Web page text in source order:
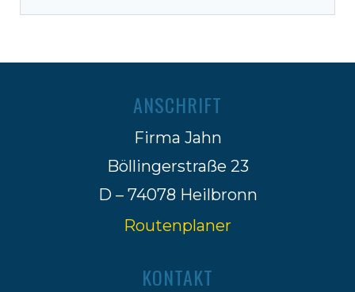
ANSCHRIFT
Firma Jahn
Böllingerstraße 23
D – 74078 Heilbronn
Routenplaner
KONTAKT